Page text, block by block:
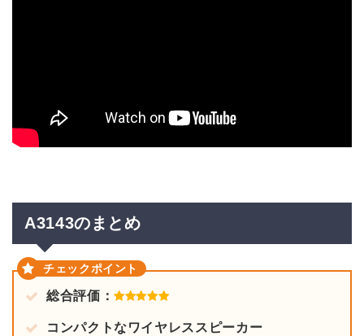
A3143のまとめ
総合評価：
コンパクトなワイヤレススピーカー